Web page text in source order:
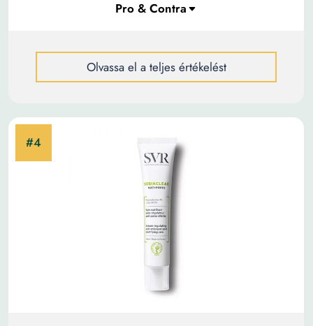
Olvassa el a teljes értékelést